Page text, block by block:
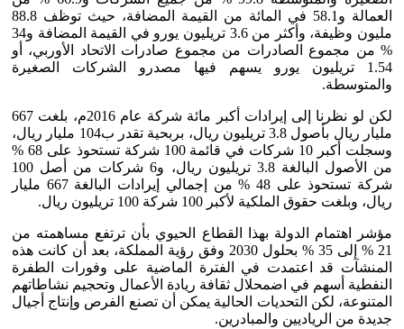
العمالة و58.1 في المائة من القيمة المضافة، حيث توظف 88.8
مليون وظيفة، وأكثر من 3.6 تريليون يورو في القيمة المضافة و34
% من مجموع الصادرات من مجموع صادرات الاتحاد الأوربي، أو
1.54 تريليون يورو يسهم فيها مصدرو الشركات الصغيرة
والمتوسطة.
لكن لو نظرنا إلى إيرادات أكبر مائة شركة عام 2016م، بلغت 667
مليار ريال بأصول 3.8 تريليون ريال، بربحية تقدر ب104 مليار ريال،
وسجلت أكبر 10 شركات في قائمة 100 شركة تستحوذ على 68 %
من الأصول البالغة 3.8 تريليون ريال، و6 شركات من أصل 100
شركة تستحوذ على 48 % من إجمالي إيرادات البالغة 667 مليار
ريال، وبلغت حقوق الملكية لأكبر 100 شركة 100 تريليون ريال.
مؤشر اهتمام الدولة بهذا القطاع الحيوي بأن ترتفع مساهمته من
21 % إلى 35 % بحلول 2030 وفق رؤية المملكة، بعد أن كانت هذه
المنشآت قد اعتمدت في الفترة الماضية على وفورات الطفرة
النفطية أسهم في اضمحلال ثقافة ريادة الأعمال وتحجيم نشاطاتهم
المتنوعة، لكن التحديات الحالية يمكن أن تصنع الفرص وإنتاج أجيال
جديدة من الرياديين والمبادرين.